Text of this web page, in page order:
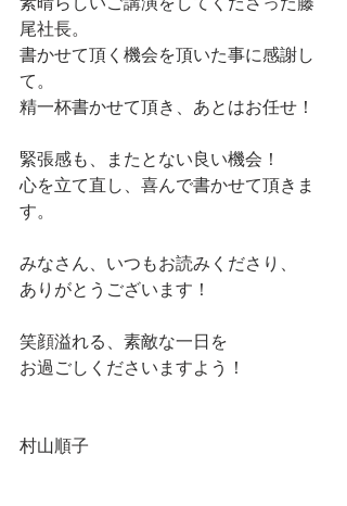
尾社長。
書かせて頂く機会を頂いた事に感謝し
て。
精一杯書かせて頂き、あとはお任せ！
緊張感も、またとない良い機会！
心を立て直し、喜んで書かせて頂きま
す。
みなさん、いつもお読みくださり、
ありがとうございます！
笑顔溢れる、素敵な一日を
お過ごしくださいますよう！
村山順子